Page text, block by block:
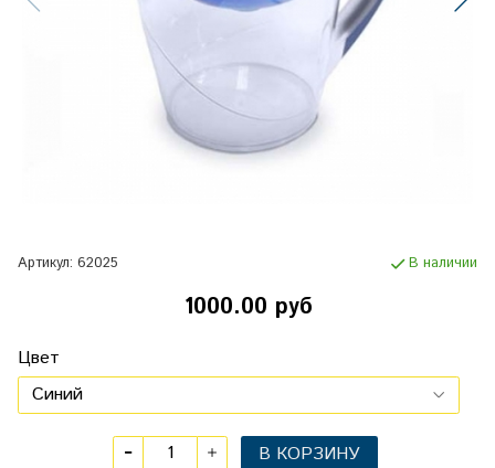
Артикул: 62025 В наличии
1000.00 руб
Цвет
В КОРЗИНУ